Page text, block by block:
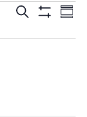
Suche
SUCHE